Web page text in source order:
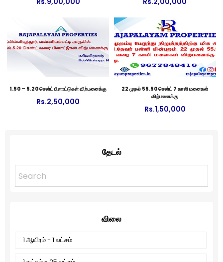
1.50 – 5.20 சென்ட் பிளாட்டுகள் விற்பனைக்கு
Rs.2,50,000
22 முதல் 55.50 சென்ட் 7 காலி மனைகள்
விற்பனைக்கு
Rs.1,50,000
தேடல்
விலை
1 ஆயிரம் - 1 லட்சம்